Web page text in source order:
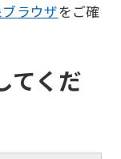
ラウザをご確
てくだ